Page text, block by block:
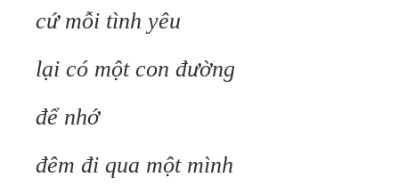
cứ mỗi tình yêu
lại có một con đường
để nhớ
đêm đi qua một mình